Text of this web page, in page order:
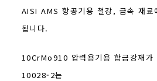
AISI AMS 항공기용 철강, 금속 재료
됩니다.
10CrMo910 압력용기용 합금강재가
10028-2는